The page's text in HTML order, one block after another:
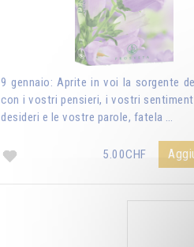
9 gennaio: Aprite in voi la sorgente
con i vostri pensieri, i vostri
desideri e le vostre parole, fatela …
5.00CHF